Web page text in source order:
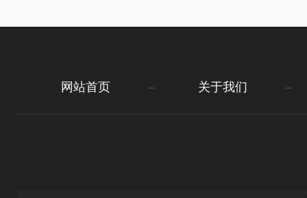
网站首页 关于我们